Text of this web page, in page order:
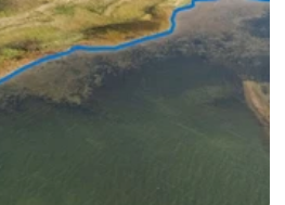
mis pakub kohest